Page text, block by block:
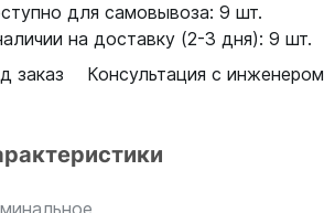
для самовывоза: 9 шт.
на доставку (2-3 дня): 9 шт.
заказ
Консультация с инженером